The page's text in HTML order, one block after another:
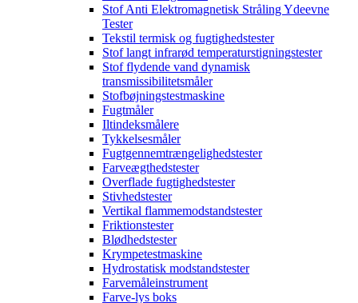
Stof Anti Elektromagnetisk Stråling Ydeevne
Tester
Tekstil termisk og fugtighedstester
Stof langt infrarød temperaturstigningstester
Stof flydende vand dynamisk
transmissibilitetsmåler
Stofbøjningstestmaskine
Fugtmåler
Iltindeksmålere
Tykkelsesmåler
Fugtgennemtrængelighedstester
Farveægthedstester
Overflade fugtighedstester
Stivhedstester
Vertikal flammemodstandstester
Friktionstester
Blødhedstester
Krympetestmaskine
Hydrostatisk modstandstester
Farvemåleinstrument
Farve-lys boks